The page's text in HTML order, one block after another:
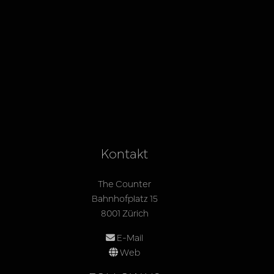
Kontakt
The Counter
Bahnhofplatz 15
8001 Zürich
E-Mail
Web